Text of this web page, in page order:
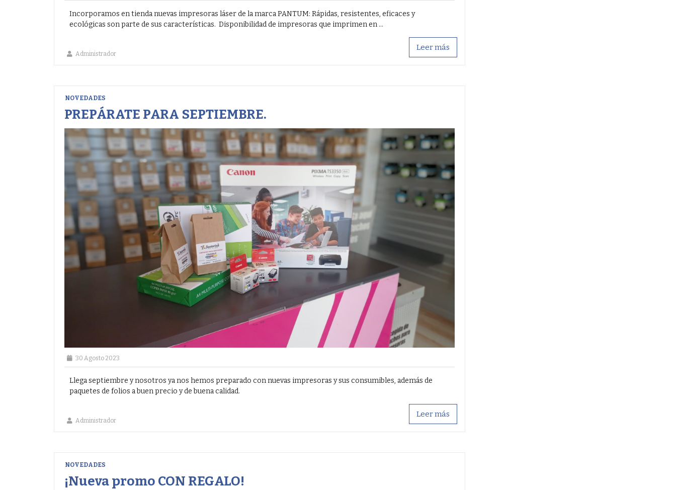
Administrador
Incorporamos en tienda nuevas impresoras láser de la marca PANTUM: Rápidas, resistentes, eficaces y
ecológicas son parte de sus características. Disponibilidad de impresoras que imprimen en ...
Leer más
PREPÁRATE PARA SEPTIEMBRE.
NOVEDADES
Administrador
30 Agosto 2023
Llega septiembre y nosotros ya nos hemos preparado con nuevas impresoras y sus consumibles, además de
paquetes de folios a buen precio y de buena calidad.
Leer más
¡Nueva promo CON REGALO!
NOVEDADES